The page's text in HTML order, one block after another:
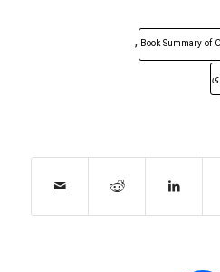
Book Summary of
,